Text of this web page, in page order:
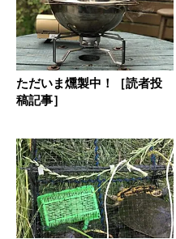
ただいま燻製中！［読者投
稿記事］